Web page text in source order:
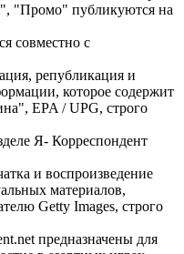
"Промо" публикуются на
совместно с
републикация и
которое содержит
EPA / UPG, строго
Я- Корреспондент
и воспроизведение
материалов,
Getty Images, строго
предназначены для